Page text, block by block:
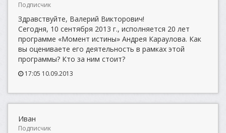
Подписчик
Здравствуйте, Валерий Викторович!
Сегодня, 10 сентября 2013 г., исполняется 20 лет
программе «Момент истины» Андрея Караулова. Как
вы оцениваете его деятельность в рамках этой
программы? Кто за ним стоит?
17:05 10.09.2013
Иван
Подписчик